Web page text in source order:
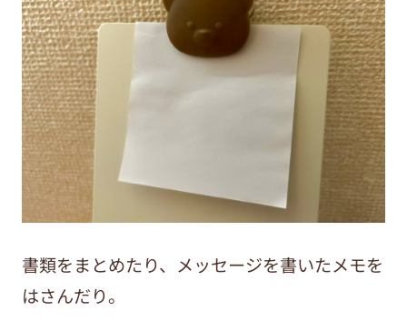
書類をまとめたり、 メッセージを書いたメモを
はさんだり。